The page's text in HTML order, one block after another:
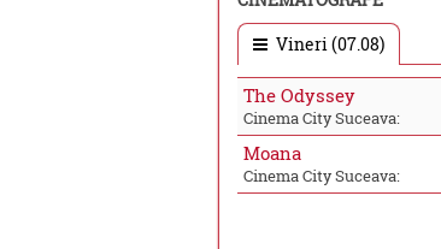
Vineri (07.08)
The Odyssey
Cinema City Suceava:
Moana
Cinema City Suceava: